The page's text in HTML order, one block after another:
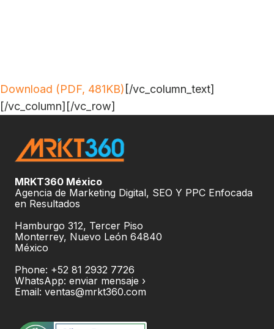
Download (PDF, 481KB) [/vc_column_text]
[/vc_column][/vc_row]
MRKT360 México
Agencia de Marketing Digital, SEO Y PPC Enfocada
en Resultados
Hamburgo 312, Tercer Piso
Monterrey, Nuevo León 64840
México
Phone: +52 81 2932 7726
WhatsApp: enviar mensaje ›
Email: ventas@mrkt360.com